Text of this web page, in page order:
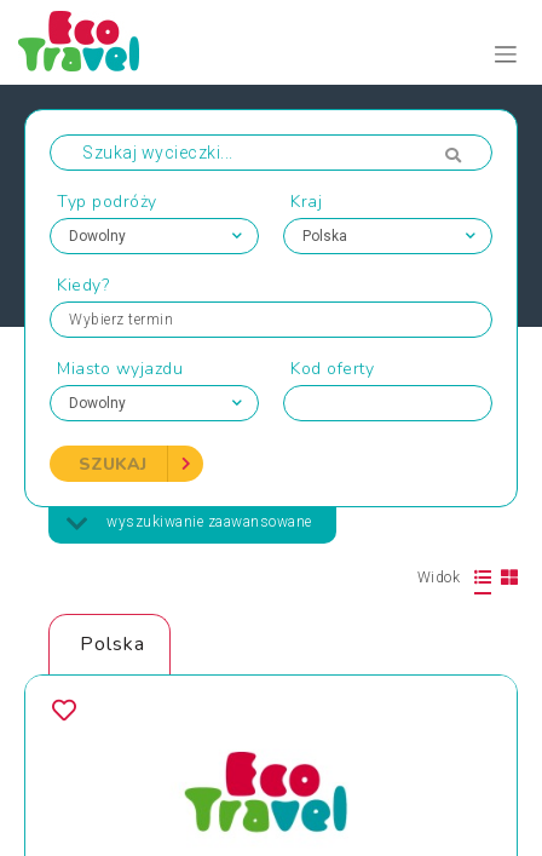
Typ podróży Kraj
Kiedy?
Wybierz termin
Miasto wyjazdu Kod oferty
SZUKAJ
wyszukiwanie zaawansowane
Widok
Polska